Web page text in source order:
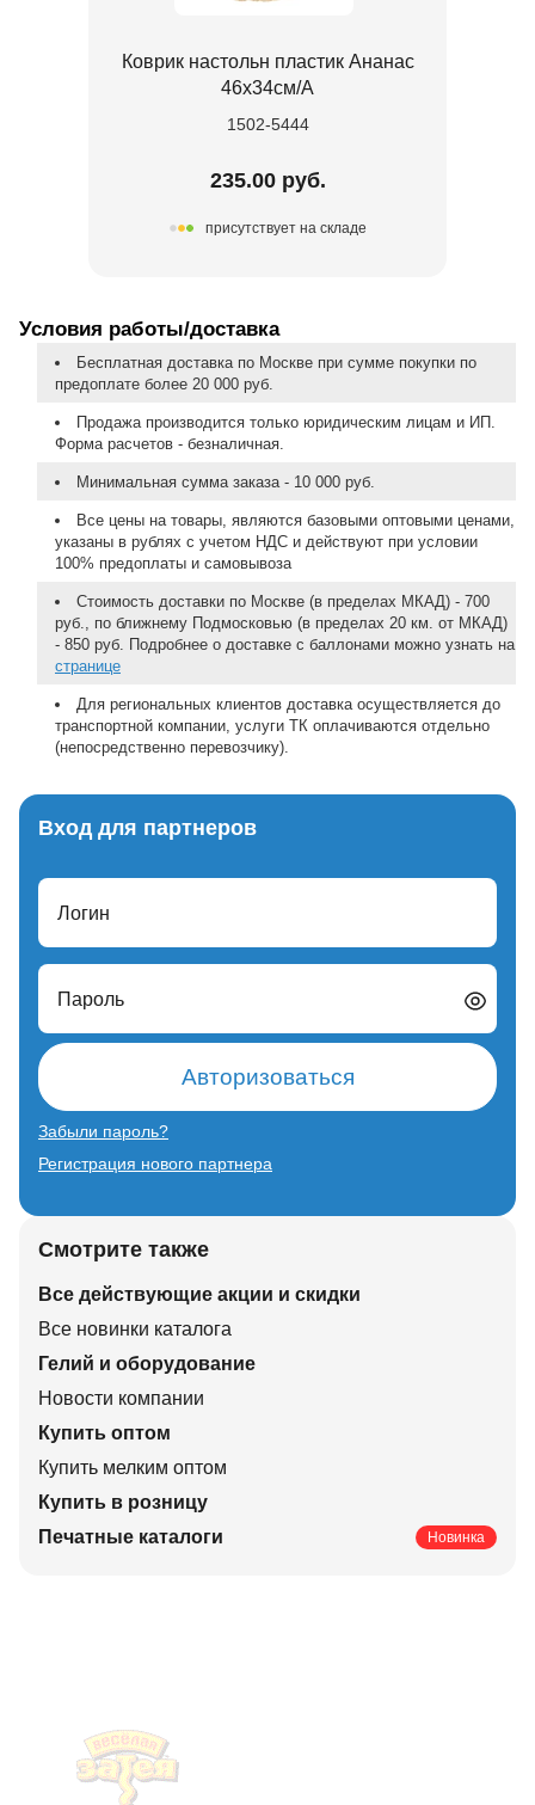
Коврик настольн пластик Ананас
46х34см/А
1502-5444
235.00 руб.
присутствует на складе
Условия работы/доставка
Бесплатная доставка по Москве при сумме покупки по
предоплате более 20 000 руб.
Продажа производится только юридическим лицам и ИП.
Форма расчетов - безналичная.
Минимальная сумма заказа - 10 000 руб.
Все цены на товары, являются базовыми оптовыми ценами,
указаны в рублях с учетом НДС и действуют при условии
100% предоплаты и самовывоза
Стоимость доставки по Москве (в пределах МКАД) - 700
руб., по ближнему Подмосковью (в пределах 20 км. от МКАД)
- 850 руб. Подробнее о доставке с баллонами можно узнать на
странице
Для региональных клиентов доставка осуществляется до
транспортной компании, услуги ТК оплачиваются отдельно
(непосредственно перевозчику).
Вход для партнеров
Логин
Пароль
Авторизоваться
Забыли пароль?
Регистрация нового партнера
Смотрите также
Все действующие акции и скидки
Все новинки каталога
Гелий и оборудование
Новости компании
Купить оптом
Купить мелким оптом
Купить в розницу
Печатные каталоги
Новинка